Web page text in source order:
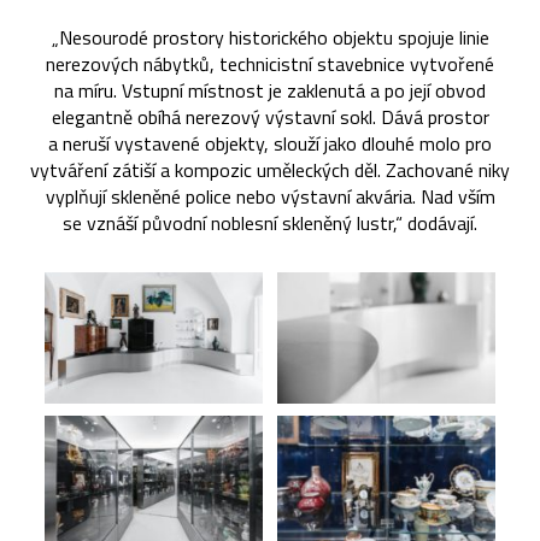
„Nesourodé prostory historického objektu spojuje linie
nerezových nábytků, technicistní stavebnice vytvořené
na míru. Vstupní místnost je zaklenutá a po její obvod
elegantně obíhá nerezový výstavní sokl. Dává prostor
a neruší vystavené objekty, slouží jako dlouhé molo pro
vytváření zátiší a kompozic uměleckých děl. Zachované niky
vyplňují skleněné police nebo výstavní akvária. Nad vším
se vznáší původní noblesní skleněný lustr,“ dodávají.